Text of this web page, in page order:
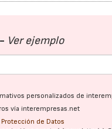
Ver ejemplo
personalizados de
vía interempresas.net
de Datos